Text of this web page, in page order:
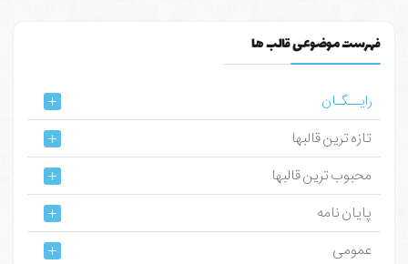
فهرست موضوعی قالب ها
رایــگـان
تازه ترین قالبها
محبوب ترین قالبها
پایان نامه
عمومی